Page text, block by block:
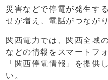
災害などで停電が発生す
せが増え、電話がつなが
関西電力では、関西全域
などの情報をスマートフ
「関西停電情報」を提供
い。